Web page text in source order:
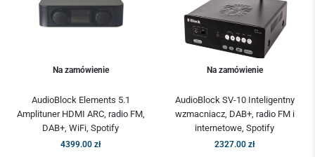
Na zamówienie
AudioBlock Elements 5.1
Amplituner HDMI ARC, radio FM,
DAB+, WiFi, Spotify
4399.00 zł
Na zamówienie
AudioBlock SV-10 Inteligentny
wzmacniacz, DAB+, radio FM i
internetowe, Spotify
2327.00 zł